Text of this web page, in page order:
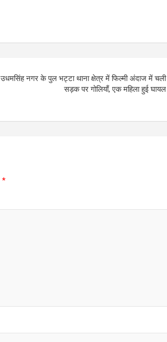
उधमसिंह नगर के पुल भट्टा थाना क्षेत्र में फिल्मी अंदाज में चली
सड़क पर गोलियाँ, एक महिला हुई घायल
*